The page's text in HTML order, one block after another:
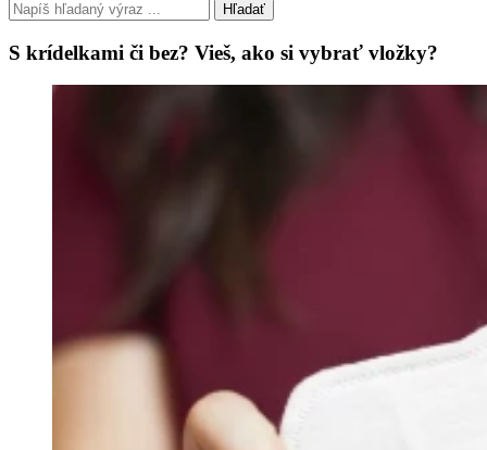
Hľadať
S krídelkami či bez? Vieš, ako si vybrať vložky?